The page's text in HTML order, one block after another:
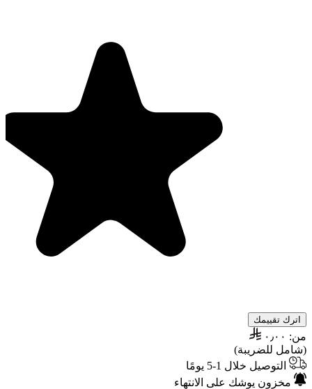
اترك تقييمك
من: ٠٫٠٠
(شامل للضريبة)
التوصيل خلال 1-5 يومًا
مخزون يوشك على الانتهاء